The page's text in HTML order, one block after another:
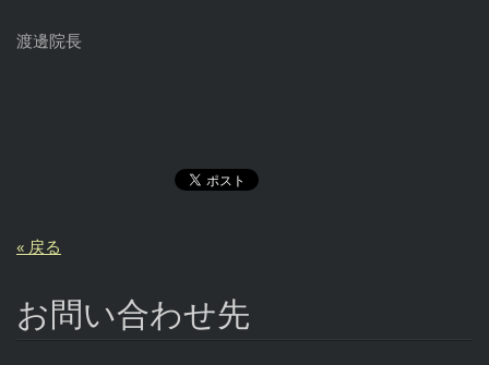
渡邊院長
« 戻る
お問い合わせ先